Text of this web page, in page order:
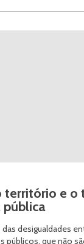
território e o
das desigualdades
públicos, que não